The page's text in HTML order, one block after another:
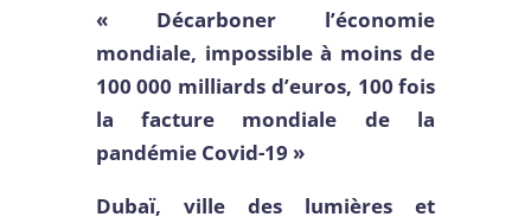
« Décarboner l’économie
mondiale, impossible à moins de
100 000 milliards d’euros, 100 fois
la facture mondiale de la
pandémie Covid-19 »
Dubaï, ville des lumières et